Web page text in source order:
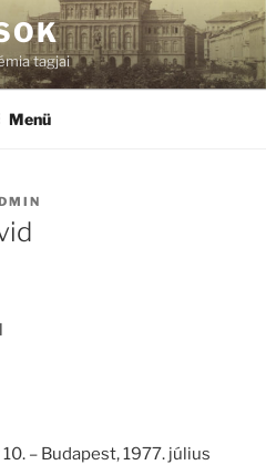
tagjai
Menü
– Budapest, 1977. július